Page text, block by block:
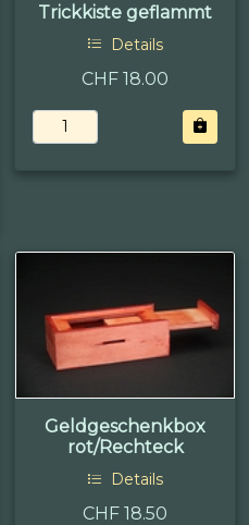
Trickkiste geflammt
Details
CHF 18.00
Geldgeschenkbox
rot/Rechteck
Details
CHF 18.50